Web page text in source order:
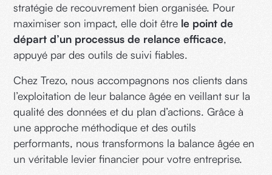
stratégie de recouvrement bien organisée. Pour
maximiser son impact, elle doit être le point de
départ d’un processus de relance efficace,
appuyé par des outils de suivi fiables.
Chez Trezo, nous accompagnons nos clients dans
l’exploitation de leur balance âgée en veillant sur la
qualité des données et du plan d’actions. Grâce à
une approche méthodique et des outils
performants, nous transformons la balance âgée en
un véritable levier financier pour votre entreprise.